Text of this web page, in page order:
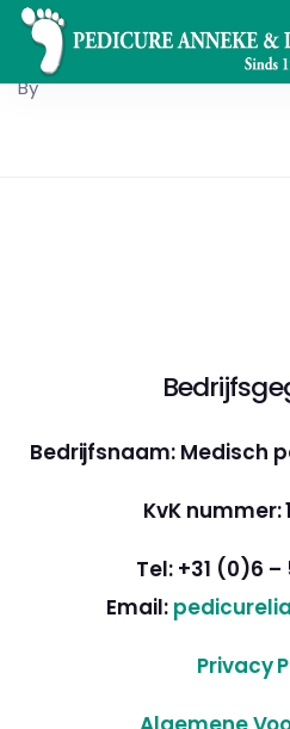
By
Bedrijfsnaam: Medisch
KvK nummer:
Tel: +31 (0)6 –
Email:
Privacy